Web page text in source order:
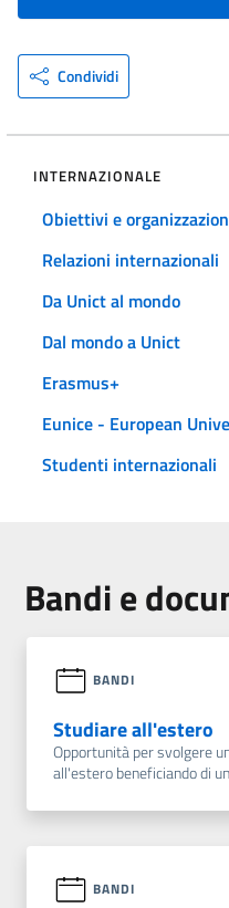
Condividi
INTERNAZIONALE
Obiettivi e
Relazioni internazionali
Da Unict al mondo
Dal mondo a Unict
Erasmus+
Eunice - European
Studenti internazionali
Bandi e
BANDI
Studiare all'estero
Opportunità per svolgere
all'estero beneficiando di
BANDI